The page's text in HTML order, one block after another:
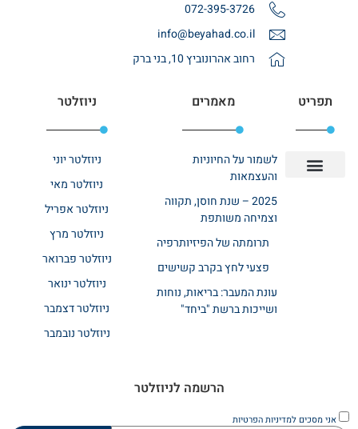
072-395-3726
info@beyahad.co.il
רחוב אהרונוביץ 10, בני ברק
תפריט מאמרים
לשמור על החיוניות
והעצמאות
2025 – שנת חוסן, תקווה
וצמיחה משותפת
תרומתה של הפיזיותרפיה
פצעי לחץ בקרב קשישים
עונת המעבר: בריאות, נוחות
ושייכות ברשת "ביחד"
ניוזלטר
ניוזלטר יוני
ניוזלטר מאי
ניוזלטר אפריל
ניוזלטר מרץ
ניוזלטר פברואר
ניוזלטר ינואר
ניוזלטר דצמבר
ניוזלטר נובמבר
הרשמה לניוזלטר
אני מסכים למדיניות הפרטיות